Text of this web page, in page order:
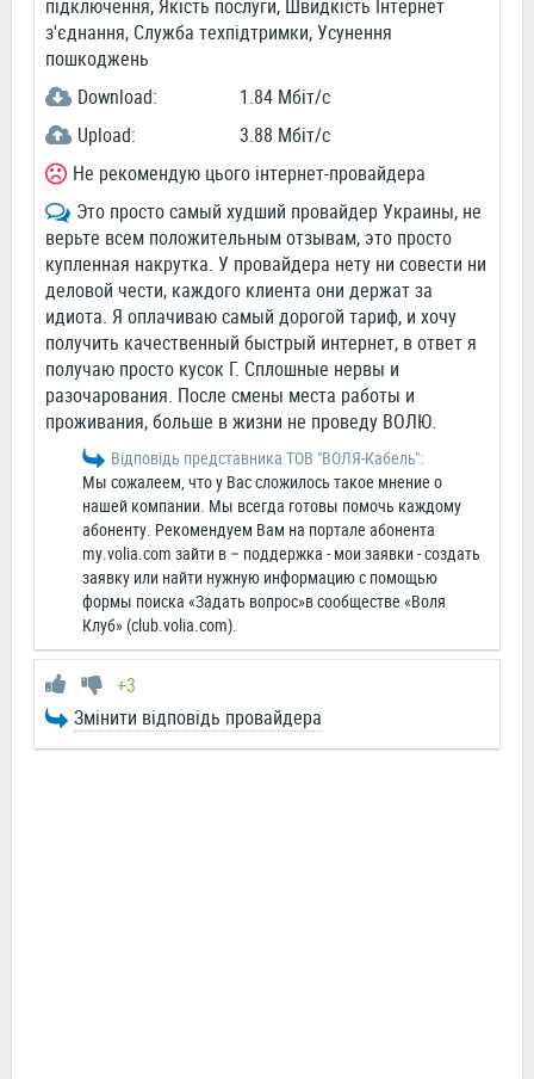
підключення, Якість послуги, Швидкість Інтернет
з'єднання, Служба техпідтримки, Усунення
пошкоджень
Download:
1.84 Мбіт/c
Upload:
3.88 Мбіт/c
Не рекомендую цього інтернет-провайдера
Это просто самый худший провайдер Украины, не
верьте всем положительным отзывам, это просто
купленная накрутка. У провайдера нету ни совести ни
деловой чести, каждого клиента они держат за
идиота. Я оплачиваю самый дорогой тариф, и хочу
получить качественный быстрый интернет, в ответ я
получаю просто кусок Г. Сплошные нервы и
разочарования. После смены места работы и
проживания, больше в жизни не проведу ВОЛЮ.
Відповідь представника ТОВ "ВОЛЯ-Кабель":
Мы сожалеем, что у Вас сложилось такое мнение о
нашей компании. Мы всегда готовы помочь каждому
абоненту. Рекомендуем Вам на портале абонента
my.volia.com зайти в – поддержка - мои заявки - создать
заявку или найти нужную информацию с помощью
формы поиска «Задать вопрос»в сообществе «Воля
Клуб» (club.volia.com).
+3
Змінити відповідь провайдера